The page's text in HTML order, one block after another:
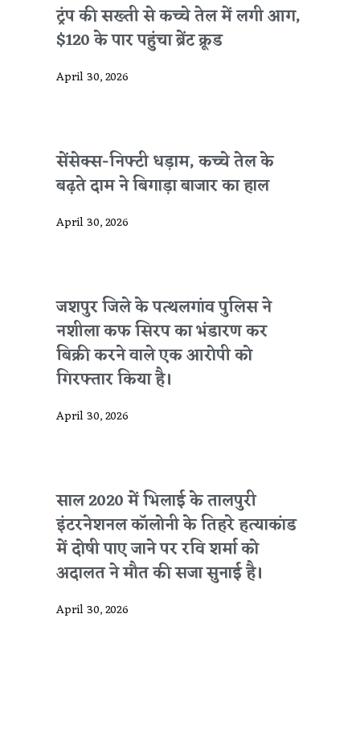
ट्रंप की सख्ती से कच्चे तेल में लगी आग,
$120 के पार पहुंचा ब्रेंट क्रूड
April 30, 2026
सेंसेक्स-निफ्टी धड़ाम, कच्चे तेल के
बढ़ते दाम ने बिगाड़ा बाजार का हाल
April 30, 2026
जशपुर जिले के पत्थलगांव पुलिस ने
नशीला कफ सिरप का भंडारण कर
बिक्री करने वाले एक आरोपी को
गिरफ्तार किया है।
April 30, 2026
साल 2020 में भिलाई के तालपुरी
इंटरनेशनल कॉलोनी के तिहरे हत्याकांड
में दोषी पाए जाने पर रवि शर्मा को
अदालत ने मौत की सजा सुनाई है।
April 30, 2026